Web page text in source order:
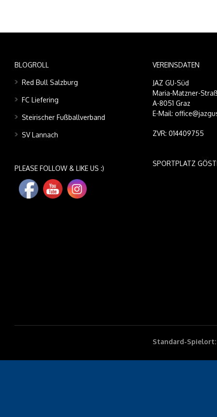
BLOGROLL
Red Bull Salzburg
FC Liefering
Steirischer Fußballverband
SV Lannach
PLEASE FOLLOW & LIKE US :)
VEREINSDATEN
JAZ GU-Süd
Maria-Matzner-
A-8051 Graz
E-Mail:
ZVR: 014409755
SPORTPLATZ
Standard-Spielort: